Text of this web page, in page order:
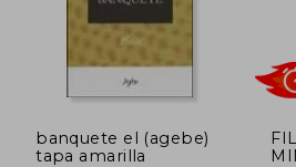
banquete el (agebe)
tapa amarilla